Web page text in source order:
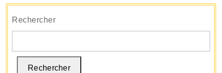
St
en
Rechercher
Rechercher